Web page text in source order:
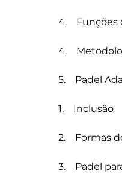
4.
4.
5.    Padel
1.    Inclusão
2.    Formas
3.    Padel